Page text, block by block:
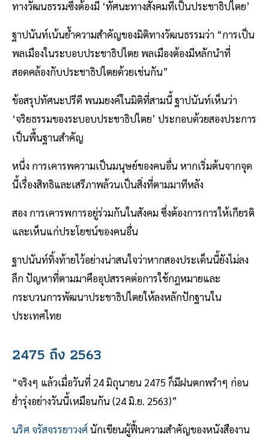
ทางวัฒนธรรมซึ่งต้องมี ‘ทัศนะทางสังคมที่เป็นประชาธิปไตย’
ฐาปนันท์เน้นย้ำความสำคัญของมิติทางวัฒนธรรมว่า “การเป็น
พลเมืองในระบอบประชาธิปไตย พลเมืองต้องมีหลักนำที่
สอดคล้องกับประชาธิปไตยด้วยเช่นกัน”
ข้อสรุปทัศนะปรีดี พนมยงค์ในมิติที่สามนี้ ฐาปนันท์เห็นว่า
‘จริยธรรมของระบอบประชาธิปไตย’ ประกอบด้วยสองประการ
เป็นพื้นฐานสำคัญ
หนึ่ง การเคารพความเป็นมนุษย์ของคนอื่น หากเริ่มต้นจากจุด
นี้เรื่องสิทธิและเสรีภาพล้วนเป็นสิ่งที่ตามมาทีหลัง
สอง การเคารพการอยู่ร่วมกันในสังคม ซึ่งต้องการการให้เกียรติ
และเห็นแก่ประโยชน์ของคนอื่น
ฐาปนันท์ทิ้งท้ายไว้อย่างน่าสนใจว่าหากสองประเด็นนี้ยังไม่ลง
ลึก ปัญหาที่ตามมาคืออุปสรรคต่อการใช้กฎหมายและ
กระบวนการพัฒนาประชาธิปไตยให้ลงหลักปักฐานใน
ประเทศไทย
2475 ถึง 2563
“จริงๆ แล้วเมื่อวันที่ 24 มิถุนายน 2475 ก็มีฝนตกพรำๆ ก่อน
ย่ำรุ่งอย่างวันนี้เหมือนกัน (24 มิ.ย. 2563)”
นริศ จรัสจรรยาวงศ์นักเขียนผู้ฟื้นความสำคัญของหนังสืองาน